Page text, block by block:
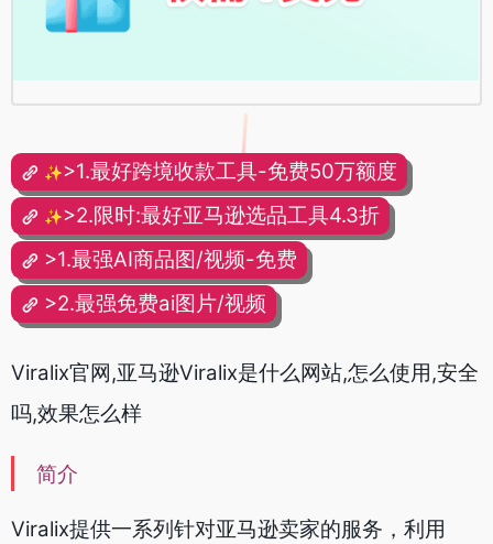
✨>1.最好跨境收款工具-免费50万额度
✨>2.限时:最好亚马逊选品工具4.3折
>1.最强AI商品图/视频-免费
>2.最强免费ai图片/视频
Viralix官网,亚马逊Viralix是什么网站,怎么使用,安全
吗,效果怎么样
简介
Viralix提供一系列针对亚马逊卖家的服务，利用